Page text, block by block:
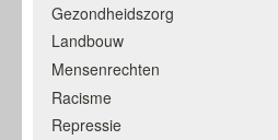
Gezondheidszorg
Landbouw
Mensenrechten
Racisme
Repressie